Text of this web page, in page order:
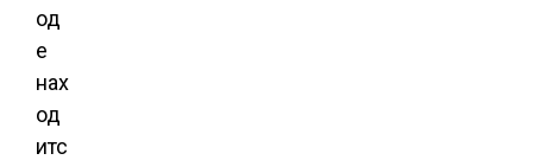
од
е
нах
од
итс